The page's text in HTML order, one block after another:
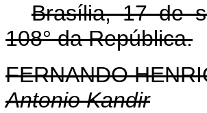
Brasília, 17 de
108° da República.
FERNANDO
Antonio Kandir